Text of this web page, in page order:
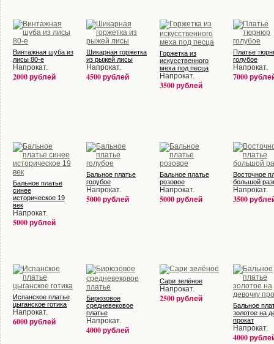
Винтажная шуба из
лисы 80-е
Напрокат.
2000 рублей
Шикарная горжетка
из рыжей лисы
Напрокат.
4500 рублей
Горжетка из
искусственного
меха под песца
Напрокат.
3500 рублей
Платье
голубое
Напрокат.
7000
Бальное платье
синее
историческое 19
век
Напрокат.
5000 рублей
Бальное платье
голубое
Напрокат.
5000 рублей
Бальное платье
розовое
Напрокат.
5000 рублей
Восточное
большой
Напрокат.
3500
Испанское платье
цыганское готика
Напрокат.
6000 рублей
Бирюзовое
средневековое
платье
Напрокат.
4000 рублей
Сари зелёное
Напрокат.
2500 рублей
Бальное
золотое на
прокат
Напрокат.
4000